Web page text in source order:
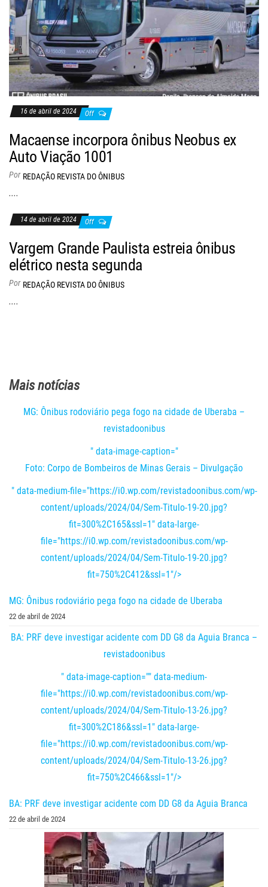
16 de abril de 2024 Off
Macaense incorpora ônibus Neobus ex
Auto Viação 1001
Por REDAÇÃO REVISTA DO ÔNIBUS
....
14 de abril de 2024 Off
Vargem Grande Paulista estreia ônibus
elétrico nesta segunda
Por REDAÇÃO REVISTA DO ÔNIBUS
....
Mais notícias
MG: Ônibus rodoviário pega fogo na cidade de Uberaba –
revistadoonibus
" data-image-caption="
Foto: Corpo de Bombeiros de Minas Gerais – Divulgação
" data-medium-file="https://i0.wp.com/revistadoonibus.com/wp-
content/uploads/2024/04/Sem-Titulo-19-20.jpg?
fit=300%2C165&ssl=1" data-large-
file="https://i0.wp.com/revistadoonibus.com/wp-
content/uploads/2024/04/Sem-Titulo-19-20.jpg?
fit=750%2C412&ssl=1"/>
MG: Ônibus rodoviário pega fogo na cidade de Uberaba
22 de abril de 2024
BA: PRF deve investigar acidente com DD G8 da Aguia Branca –
revistadoonibus
" data-image-caption="" data-medium-
file="https://i0.wp.com/revistadoonibus.com/wp-
content/uploads/2024/04/Sem-Titulo-13-26.jpg?
fit=300%2C186&ssl=1" data-large-
file="https://i0.wp.com/revistadoonibus.com/wp-
content/uploads/2024/04/Sem-Titulo-13-26.jpg?
fit=750%2C466&ssl=1"/>
BA: PRF deve investigar acidente com DD G8 da Aguia Branca
22 de abril de 2024